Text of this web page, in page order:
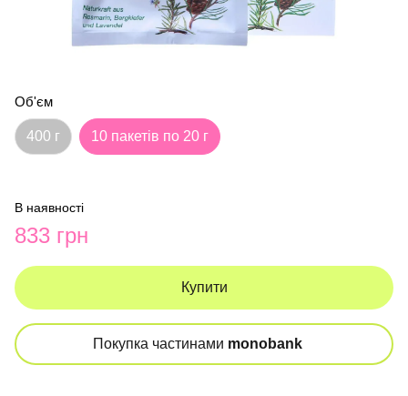
Об'єм
400 г 10 пакетів по 20 г
В наявності
833 грн
Купити
Покупка частинами monobank